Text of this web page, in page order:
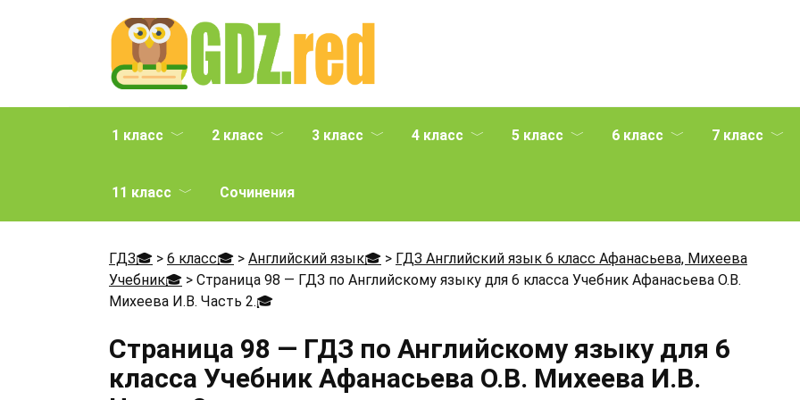
1 класс 2 класс 3 класс 4 класс 5 класс 6 класс 7 класс
11 класс Сочинения
ГДЗ🎓 > 6 класс🎓 > Английский язык🎓 > ГДЗ Английский язык 6 класс Афанасьева, Михеева
Учебник🎓 > Страница 98 — ГДЗ по Английскому языку для 6 класса Учебник Афанасьева О.В.
Михеева И.В. Часть 2.🎓
Страница 98 — ГДЗ по Английскому языку для 6
класса Учебник Афанасьева О.В. Михеева И.В.